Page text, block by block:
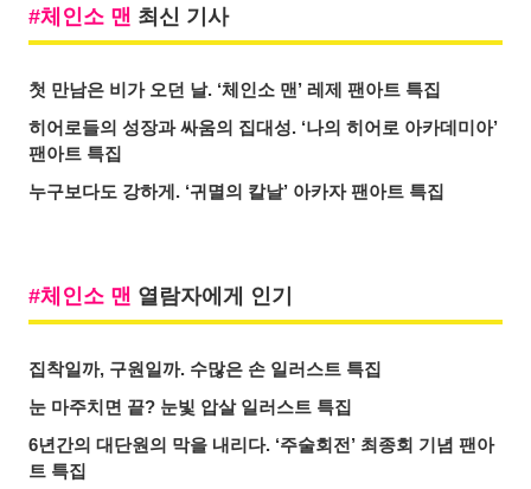
체인소 맨 최신 기사
첫 만남은 비가 오던 날. ‘체인소 맨’ 레제 팬아트 특집
히어로들의 성장과 싸움의 집대성. ‘나의 히어로 아카데미아’
팬아트 특집
누구보다도 강하게. ‘귀멸의 칼날’ 아카자 팬아트 특집
체인소 맨 열람자에게 인기
집착일까, 구원일까. 수많은 손 일러스트 특집
눈 마주치면 끝? 눈빛 압살 일러스트 특집
6년간의 대단원의 막을 내리다. ‘주술회전’ 최종회 기념 팬아
트 특집